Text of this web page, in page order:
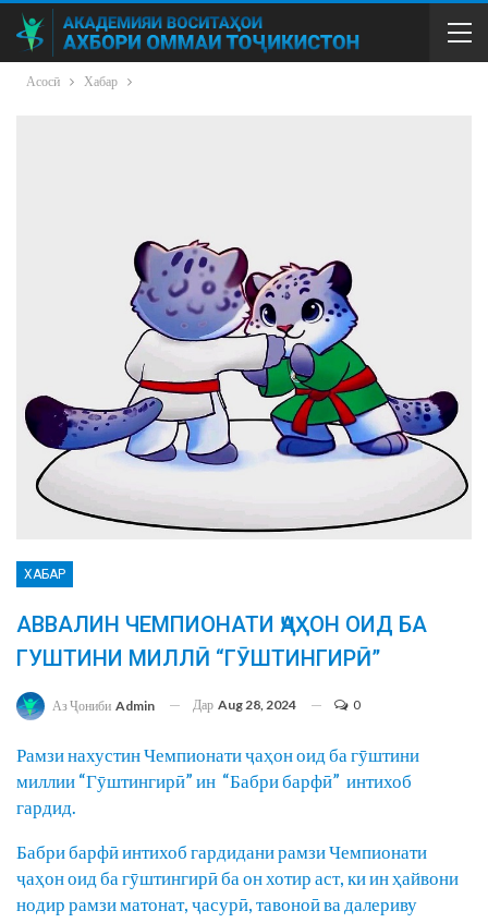
Асосӣ Хабар
ХАБАР
АВВАЛИН ЧЕМПИОНАТИ ҶАҲОН ОИД БА
ГУШТИНИ МИЛЛӢ “ГӮШТИНГИРӢ”
Аз Ҷониби Admin Дар Aug 28, 2024 0
Рамзи нахустин Чемпионати ҷаҳон оид ба гӯштини
миллии “Гӯштингирӣ” ин “Бабри барфӣ” интихоб
гардид.
Бабри барфӣ интихоб гардидани рамзи Чемпионати
ҷаҳон оид ба гӯштингирӣ ба он хотир аст, ки ин ҳайвони
нодир рамзи матонат, ҷасурӣ, тавоноӣ ва далериву